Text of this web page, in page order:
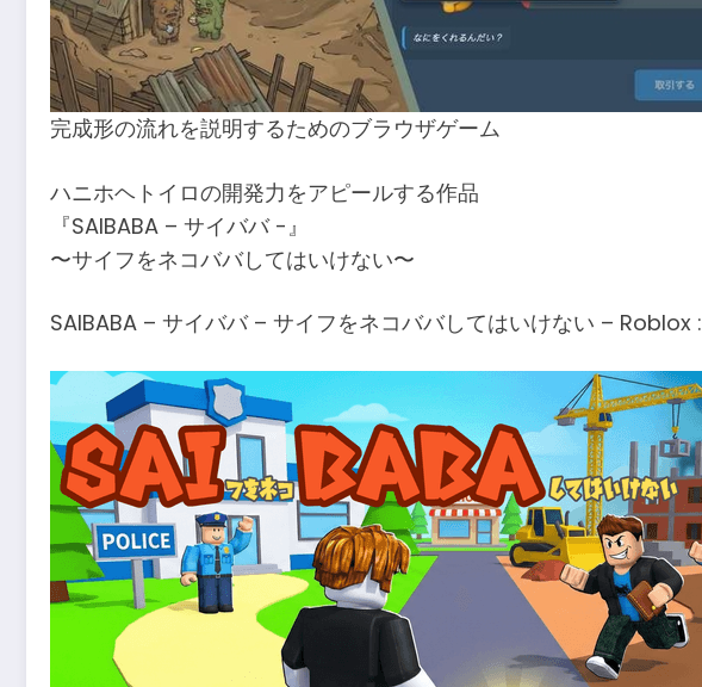
完成形の流れを説明するためのブラウザゲーム
ハニホヘトイロの開発力をアピールする作品
『SAIBABA – サイババ -』
〜サイフをネコババしてはいけない〜
SAIBABA – サイババ – サイフをネコババしてはいけない – Roblox :